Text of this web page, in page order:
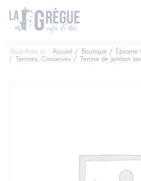
Vous êtes ici : Accueil / Boutique / Épicerie
/ Terrines, Conserves / Terrine de jambon